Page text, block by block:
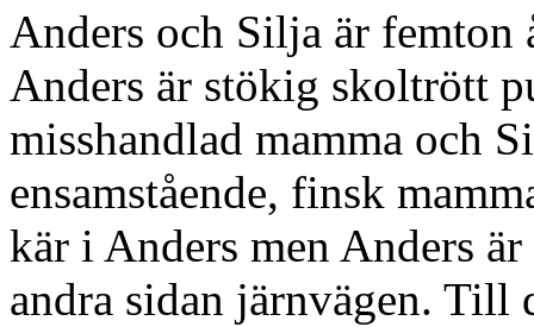
Anders och Silja är femton
Anders är stökig skoltrött
misshandlad mamma och
ensamstående, finsk
kär i Anders men Anders
andra sidan järnvägen.